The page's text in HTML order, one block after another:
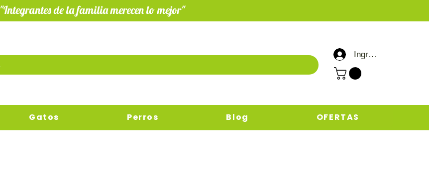
"Integrantes de la familia merecen lo mejor"
Ingresar /
Gatos Perros Blog OFERTAS